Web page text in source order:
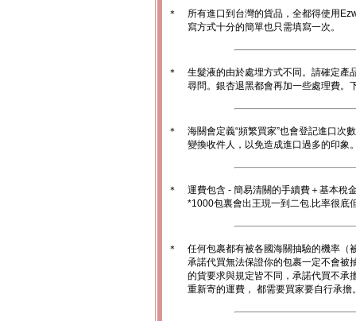
＊
所有進口到台灣的貨品，全都得使用
寫方式十分的簡單也只需填寫一次。
＊
生髮液的由於處埋方式不同。請確定產
尋問。銀杏退黑都會再加一些處理費。
＊
海關會定義“頻繁買家”也會登記進口次
變換收件人，以免造成進口過多的印象
＊
運費包含 - 簡易清關的手續費＋基本稅
*1000包裏會出王現一到二包.比率很底
＊
任何包裹都有被各國海關抽驗的機率（
承諾代買無法保證你的包裹一定不會被
的貨要求與規定皆不同，承諾代買不承
重新寄的運費， 都需要買家要自行承擔